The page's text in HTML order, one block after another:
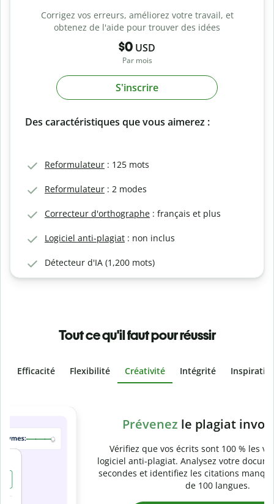
Corrigez vos erreurs, améliorez votre travail, et
obtenez de l'aide pour trouver des idées
$0 USD
Par mois
S'inscrire
Des caractéristiques que vous aimerez :
Reformulateur : 125 mots
Reformulateur : 2 modes
Correcteur d'orthographe : français et plus
Logiciel anti-plagiat : non inclus
Détecteur d'IA (1,200 mots)
Tout ce qu'il faut pour réussir
Efficacité Flexibilité Créativité Intégrité